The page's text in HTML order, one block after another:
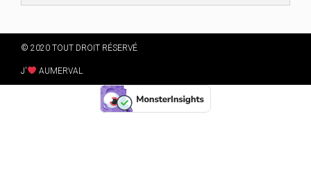
© 2020 TOUT DROIT RÉSERVÉ
J' AUMERVAL